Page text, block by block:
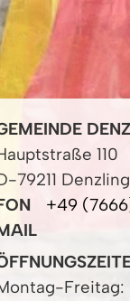
110
79211
+49
Freitag: